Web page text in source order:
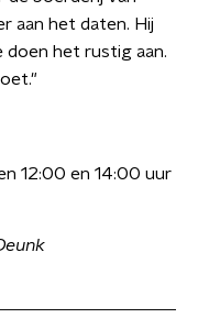
aan het daten. Hij
doen het rustig aan.
12:00 en 14:00 uur